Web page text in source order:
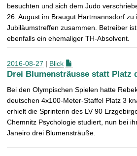
besuchten und sich dem Judo
26. August im Braugut Hartmannsdorf zu
Jubiläumstreffen zusammen. Betreiber
ebenfalls ein ehemaliger TH-Absolvent.
2016-08-27 | Blick
Drei Blumensträusse statt Platz
Bei den Olympischen Spielen hatte
deutschen 4x100-Meter-Staffel Platz 3
erhielt die Sprinterin des LV 90
Chemnitz Psychologie studiert, nun bei
Janeiro drei Blumensträuße.